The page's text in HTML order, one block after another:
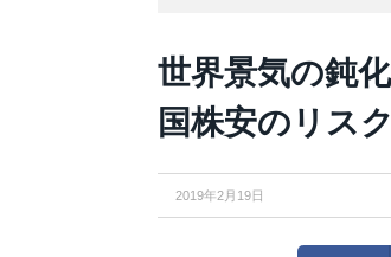
世界景気の鈍
国株安のリス
2019年2月19日